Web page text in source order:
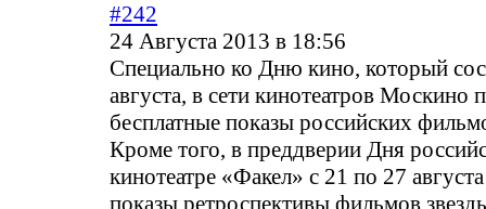
#242
24 Августа 2013 в 18:56
Специально ко Дню кино, который
августа, в сети кинотеатров Москино
бесплатные показы российских
Кроме того, в преддверии Дня
кинотеатре «Факел» с 21 по 27
показы ретроспективы фильмов